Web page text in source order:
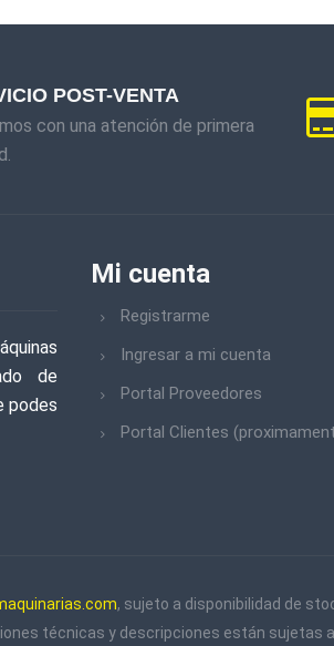
POST-VENTA
con una atención de primera
de
podes
Mi cuenta
Registrarme
Ingresar a mi cuenta
Portal Proveedores
Portal Clientes
, sujeto a disponibilidad de
técnicas y descripciones están sujetas a